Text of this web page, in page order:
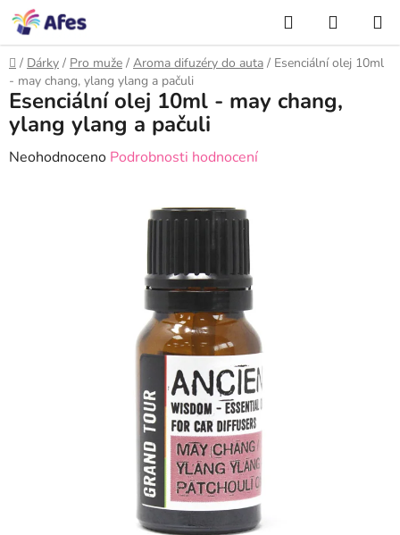
Přejít
na
obsah
KOŠÍK
Domů
/ Dárky / Pro muže / Aroma difuzéry do auta / Esenciální olej 10ml
- may chang, ylang ylang a pačuli
Esenciální olej 10ml - may chang,
ylang ylang a pačuli
Průměrné
Neohodnoceno Podrobnosti hodnocení